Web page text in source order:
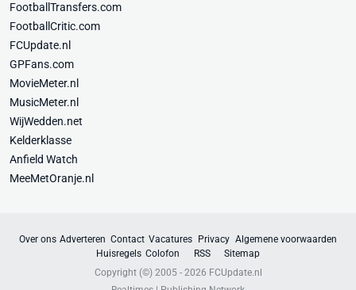
FootballTransfers.com
FootballCritic.com
FCUpdate.nl
GPFans.com
MovieMeter.nl
MusicMeter.nl
WijWedden.net
Kelderklasse
Anfield Watch
MeeMetOranje.nl
Over ons Adverteren Contact Vacatures Privacy Algemene voorwaarden
Huisregels Colofon RSS
Sitemap
Copyright (©) 2005 - 2026 FCUpdate.nl